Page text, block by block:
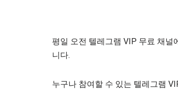
평일 오전 텔레그램 VIP 무료 채
니다.
누구나 참여할 수 있는 텔레그램